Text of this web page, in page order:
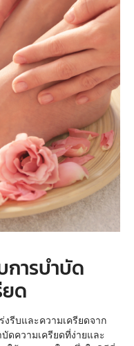
การบำบัด
ด
บและความเครียดจาก
ดความเครียดที่ง่ายและ